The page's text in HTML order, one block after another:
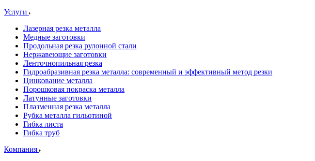
Услуги
Лазерная резка металла
Медные заготовки
Продольная резка рулонной стали
Нержавеющие заготовки
Ленточнопильная резка
Гидроабразивная резка металла: современный и эффективный метод резки
Цинкование металла
Порошковая покраска металла
Латунные заготовки
Плазменная резка металла
Рубка металла гильотиной
Гибка листа
Гибка труб
Компания